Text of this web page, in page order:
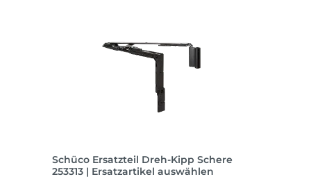
Schüco Ersatzteil Dreh-Kipp Schere
253313 | Ersatzartikel auswählen